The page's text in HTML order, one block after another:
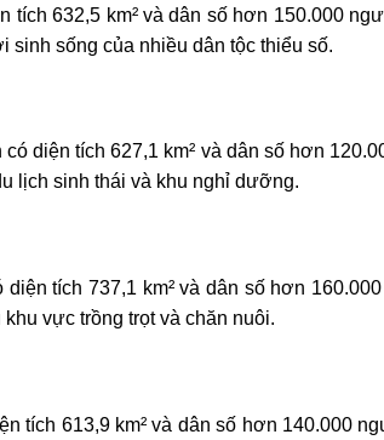
tích 632,5 km² và dân số hơn 150.000
sinh sống của nhiều dân tộc thiểu số.
diện tích 627,1 km² và dân số hơn
lịch sinh thái và khu nghỉ dưỡng.
tích 737,1 km² và dân số hơn
vực trồng trọt và chăn nuôi.
tích 613,9 km² và dân số hơn 140.000